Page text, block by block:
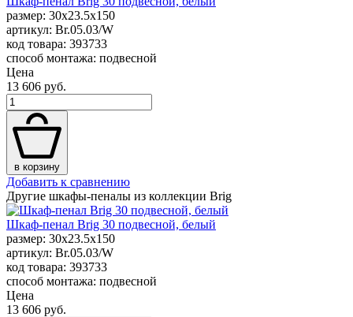
размер: 30x23.5x150
артикул: Br.05.03/W
код товара: 393733
способ монтажа: подвесной
Цена
13 606 руб.
в корзину
Добавить к сравнению
Другие шкафы-пеналы из коллекции Brig
Шкаф-пенал Brig 30 подвесной, белый
размер: 30x23.5x150
артикул: Br.05.03/W
код товара: 393733
способ монтажа: подвесной
Цена
13 606 руб.